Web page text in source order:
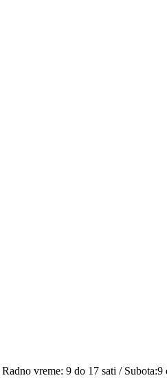
Radno vreme: 9 do 17 sati / Subota:9